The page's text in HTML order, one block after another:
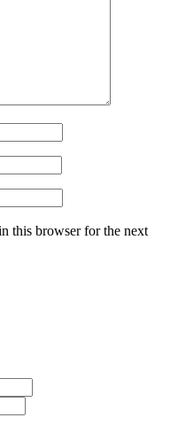
this browser for the next